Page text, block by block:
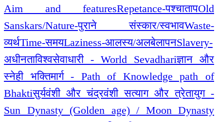
Aim and featuresRepetance-पश्चातापOld
Sanskars/Nature-पुराने संस्कार/स्वभावWaste-
व्यर्थTime-समयLaziness-आलस्य/अलबेलापनSlavery-
अधीनताविश्वसेवाधारी - World Sevadhariज्ञान और
स्नेही भक्तिमार्ग - Path of Knowledge path of
Bhaktiसुर्यवंशी और चंद्रवंशी सत्याग और त्रेतायुग -
Sun Dynasty (Golden age) / Moon Dynasty